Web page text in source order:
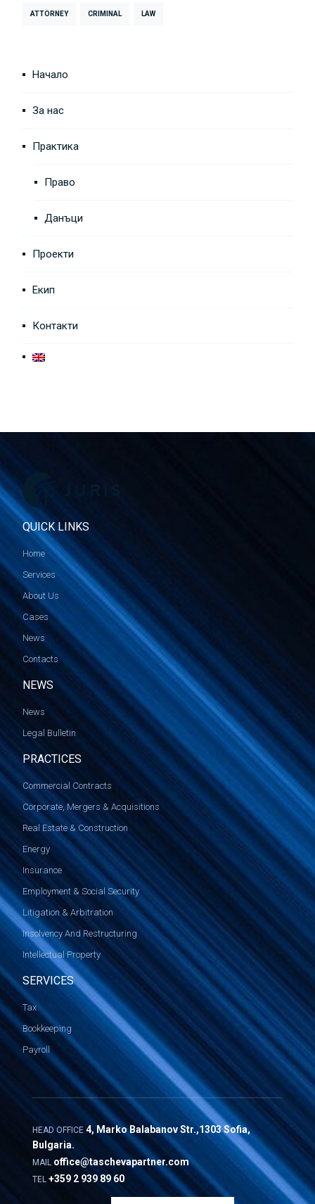
ATTORNEY CRIMINAL LAW
Начало
За нас
Практика
Право
Данъци
Проекти
Екип
Контакти
QUICK LINKS
Home
Services
About Us
Cases
News
Contacts
NEWS
News
Legal Bulletin
PRACTICES
Commercial Contracts
Corporate, Mergers & Acquisitions
Real Estate & Construction
Energy
Insurance
Employment & Social Security
Litigation & Arbitration
Insolvency And Restructuring
Intellectual Property
SERVICES
Tax
Bookkeeping
Payroll
HEAD OFFICE 4, Marko Balabanov Str.,1303 Sofia,
Bulgaria.
MAIL office@taschevapartner.com
TEL +359 2 939 89 60